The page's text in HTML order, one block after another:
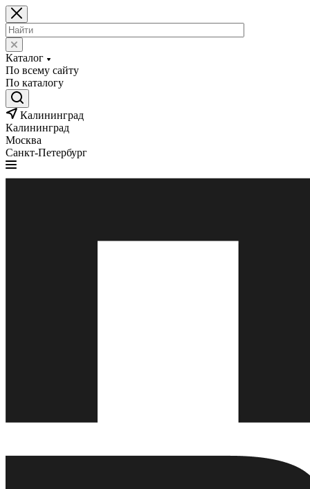
Каталог
По всему сайту
По каталогу
Калининград
Калининград
Москва
Санкт-Петербург